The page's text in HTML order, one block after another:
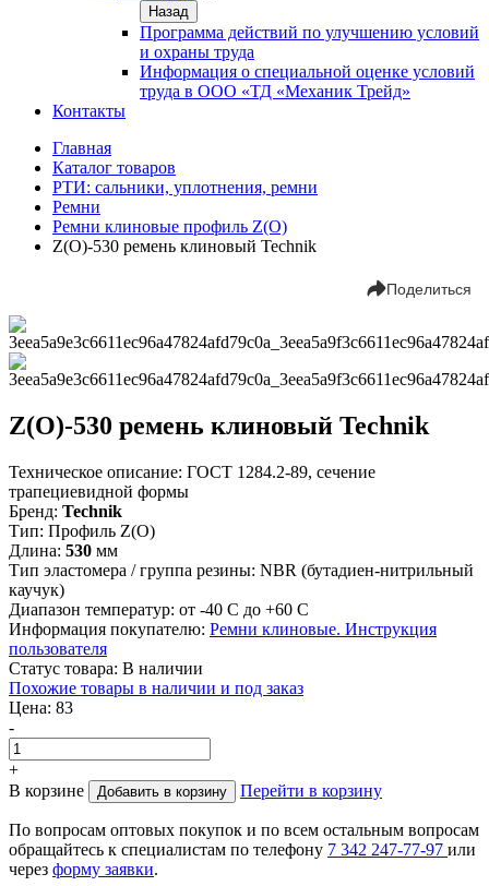
Назад
Программа действий по улучшению условий
и охраны труда
Информация о специальной оценке условий
труда в ООО «ТД «Механик Трейд»
Контакты
Главная
Каталог товаров
РТИ: сальники, уплотнения, ремни
Ремни
Ремни клиновые профиль Z(О)
Z(О)-530 ремень клиновый Technik
Поделиться
Z(О)-530 ремень клиновый Technik
Техническое описание: ГОСТ 1284.2-89, сечение
трапециевидной формы
Бренд: Technik
Тип: Профиль Z(О)
Длина: 530 мм
Тип эластомера / группа резины: NBR (бутадиен-нитрильный
каучук)
Диапазон температур: от -40 С до +60 С
Информация покупателю: Ремни клиновые. Инструкция
пользователя
Статус товара: В наличии
Похожие товары в наличии и под заказ
Цена: 83
-
+
В корзине
Добавить в корзину Перейти в корзину
По вопросам оптовых покупок и по всем остальным вопросам
обращайтесь к специалистам по телефону 7 342 247-77-97 или
через форму заявки.